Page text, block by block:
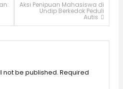
Aksi Penipuan Mahasiswa di
Undip Berkedok Peduli
Autis
not be published. Required